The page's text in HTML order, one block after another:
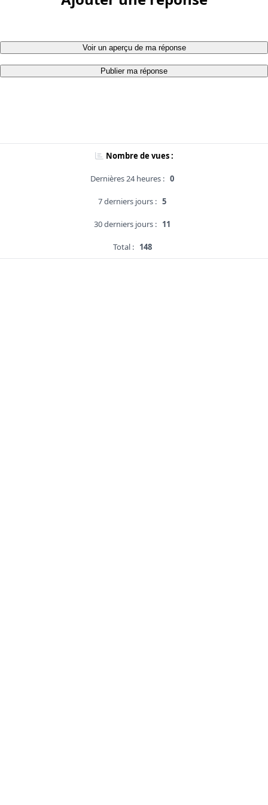
Voir un aperçu de ma réponse
Publier ma réponse
Nombre de vues :
Dernières 24 heures : 0
7 derniers jours : 5
30 derniers jours : 11
Total : 148